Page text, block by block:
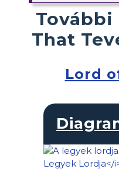
That
Lord